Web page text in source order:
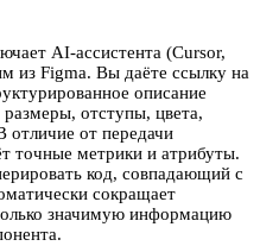
AI-ассистента (Cursor,
из Figma. Вы даёте ссылку на
описание
отступы, цвета,
отличие от передачи
точные метрики и атрибуты.
код, совпадающий с
сокращает
значимую информацию